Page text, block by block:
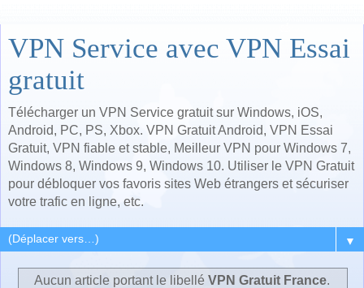
VPN Service avec VPN Essai
gratuit
Télécharger un VPN Service gratuit sur Windows, iOS,
Android, PC, PS, Xbox. VPN Gratuit Android, VPN Essai
Gratuit, VPN fiable et stable, Meilleur VPN pour Windows 7,
Windows 8, Windows 9, Windows 10. Utiliser le VPN Gratuit
pour débloquer vos favoris sites Web étrangers et sécuriser
votre trafic en ligne, etc.
▼
Aucun article portant le libellé VPN Gratuit France.